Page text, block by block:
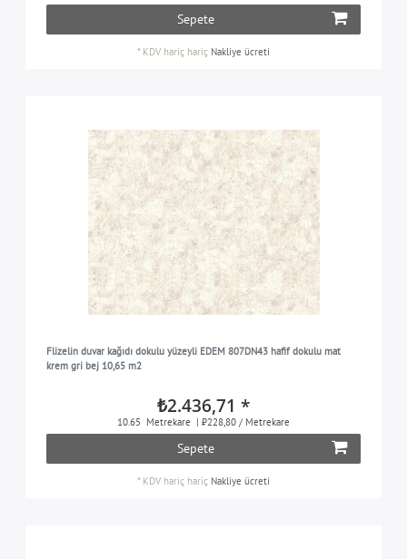
Sepete
* KDV hariç hariç Nakliye ücreti
Flizelin duvar kağıdı dokulu yüzeyli EDEM 807DN43 hafif dokulu mat
krem gri bej 10,65 m2
₺2.436,71 *
10.65 Metrekare | ₺228,80 / Metrekare
Sepete
* KDV hariç hariç Nakliye ücreti